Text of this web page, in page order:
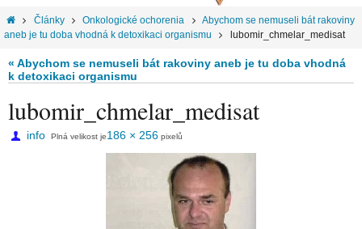
Články Onkologické ochorenia
Abychom se nemuseli bát rakoviny
aneb je tu doba vhodná k detoxikaci organismu
lubomir_chmelar_medisat
« Abychom se nemuseli bát rakoviny aneb je tu doba vhodná
k detoxikaci organismu
lubomir_chmelar_medisat
info Plná velikost je186 × 256 pixelů